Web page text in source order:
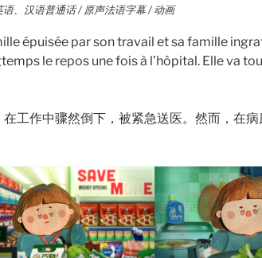
语、汉语普通话 / 原声法语字幕 / 动画
épuisée par son travail et sa famille
le repos une fois à l’hôpital. Elle va
工作中骤然倒下，被紧急送医。然而，在